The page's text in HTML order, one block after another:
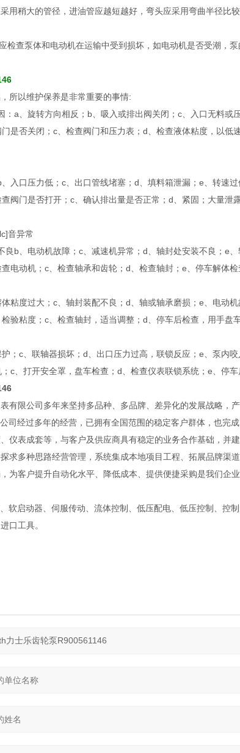
用稍大的管径，进油管应越短越好，弯头应采用弯曲半径比
检查泵体和电动机在运输中受到损坏，如电动机是否受潮，
所以维护保养是非常重要的事情:
：a、旋转方向相反；b、吸入或排出阀关闭；c、入口无料或
是否关闭；c、检查阀门和压力表；d、检查液体粘度，以低
入口压力低；c、出口管线堵塞；d、填料箱泄漏；e、转速过
阀门是否打开；c、确认排出量是否正常；d、紧固；大量泄
音异常
良b、电动机故障；c、减速机异常；d、轴封处安装不良；e
电动机；c、检查轴承和齿轮；d、检查轴封；e、停车解体检
粘度过大；c、轴封装配不良；d、轴或轴承磨损；e、电动机
验粘度；c、检查轴封，适当调整；d、停车后检查，用手盘
；c、联轴器损坏；d、出口压力过高，联锁反应；e、泵内
c、打开安全罩，盘车检查；d、检查仪表联锁系统；e、停
有限公司多年来坚持多品种、多品牌、差异化的发展战略，
司经过多年的经营，已拥有全国范围的稳定客户群体，也完
仪表成套等，与客户及供应商具有稳定的业务合作基础，并
求多种思路经营管理，系统集成本地项目工程、拓展品牌渠
为客户提升自动化水平、降低成本、提供便捷采购是我们企业
软启动器、伺服传动、流体控制、低压配电、低压控制、控
口工具。